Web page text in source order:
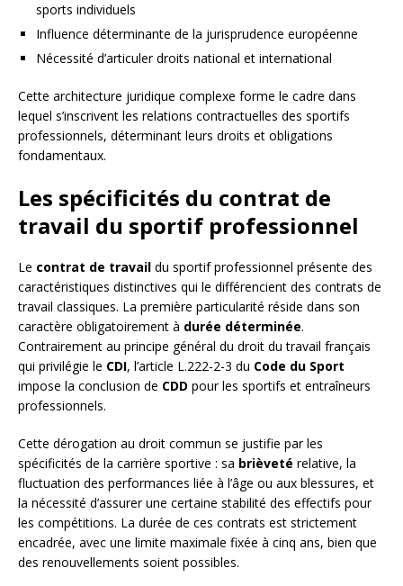
sports individuels
Influence déterminante de la jurisprudence européenne
Nécessité d’articuler droits national et international
Cette architecture juridique complexe forme le cadre dans
lequel s’inscrivent les relations contractuelles des sportifs
professionnels, déterminant leurs droits et obligations
fondamentaux.
Les spécificités du contrat de
travail du sportif professionnel
Le contrat de travail du sportif professionnel présente des
caractéristiques distinctives qui le différencient des contrats de
travail classiques. La première particularité réside dans son
caractère obligatoirement à durée déterminée.
Contrairement au principe général du droit du travail français
qui privilégie le CDI, l’article L.222-2-3 du Code du Sport
impose la conclusion de CDD pour les sportifs et entraîneurs
professionnels.
Cette dérogation au droit commun se justifie par les
spécificités de la carrière sportive : sa brièveté relative, la
fluctuation des performances liée à l’âge ou aux blessures, et
la nécessité d’assurer une certaine stabilité des effectifs pour
les compétitions. La durée de ces contrats est strictement
encadrée, avec une limite maximale fixée à cinq ans, bien que
des renouvellements soient possibles.